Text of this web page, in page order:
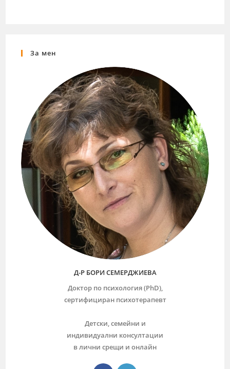
За мен
Д-Р БОРИ СЕМЕРДЖИЕВА
Доктор по психология (PhD),
сертифициран психотерапевт
Детски, семейни и
индивидуални консултации
в лични срещи и онлайн